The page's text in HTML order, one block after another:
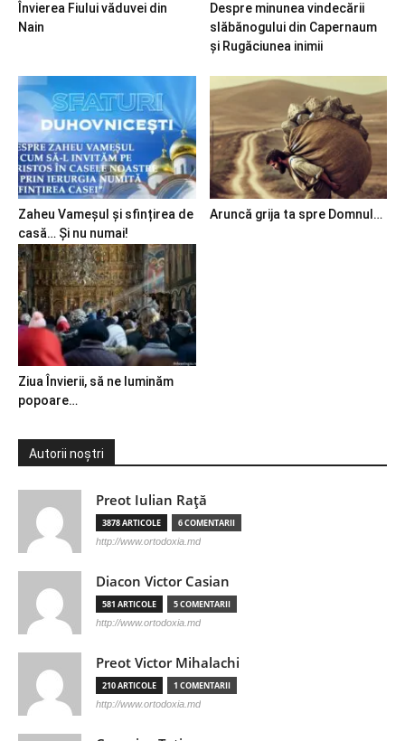
Învierea Fiului văduvei din
Nain
Despre minunea vindecării
slăbănogului din Capernaum
și Rugăciunea inimii
Zaheu Vameșul și sfințirea de
casă… Și nu numai!
Aruncă grija ta spre Domnul…
Ziua Învierii, să ne luminăm
popoare…
Autorii noștri
Preot Iulian Raţă
3878 ARTICOLE 6 COMENTARII
http://www.ortodoxia.md
Diacon Victor Casian
581 ARTICOLE 5 COMENTARII
http://www.ortodoxia.md
Preot Victor Mihalachi
210 ARTICOLE 1 COMENTARII
http://www.ortodoxia.md